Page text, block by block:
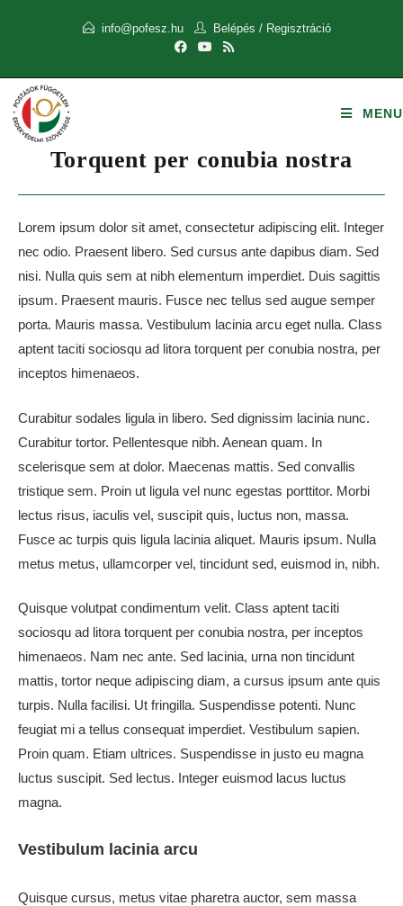
info@pofesz.hu Belépés / Regisztráció
MENU
Torquent per conubia nostra
Lorem ipsum dolor sit amet, consectetur adipiscing elit. Integer
nec odio. Praesent libero. Sed cursus ante dapibus diam. Sed
nisi. Nulla quis sem at nibh elementum imperdiet. Duis sagittis
ipsum. Praesent mauris. Fusce nec tellus sed augue semper
porta. Mauris massa. Vestibulum lacinia arcu eget nulla. Class
aptent taciti sociosqu ad litora torquent per conubia nostra, per
inceptos himenaeos.
Curabitur sodales ligula in libero. Sed dignissim lacinia nunc.
Curabitur tortor. Pellentesque nibh. Aenean quam. In
scelerisque sem at dolor. Maecenas mattis. Sed convallis
tristique sem. Proin ut ligula vel nunc egestas porttitor. Morbi
lectus risus, iaculis vel, suscipit quis, luctus non, massa.
Fusce ac turpis quis ligula lacinia aliquet. Mauris ipsum. Nulla
metus metus, ullamcorper vel, tincidunt sed, euismod in, nibh.
Quisque volutpat condimentum velit. Class aptent taciti
sociosqu ad litora torquent per conubia nostra, per inceptos
himenaeos. Nam nec ante. Sed lacinia, urna non tincidunt
mattis, tortor neque adipiscing diam, a cursus ipsum ante quis
turpis. Nulla facilisi. Ut fringilla. Suspendisse potenti. Nunc
feugiat mi a tellus consequat imperdiet. Vestibulum sapien.
Proin quam. Etiam ultrices. Suspendisse in justo eu magna
luctus suscipit. Sed lectus. Integer euismod lacus luctus
magna.
Vestibulum lacinia arcu
Quisque cursus, metus vitae pharetra auctor, sem massa